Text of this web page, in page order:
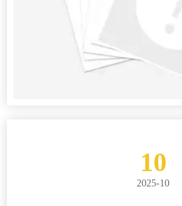
10
2025-10